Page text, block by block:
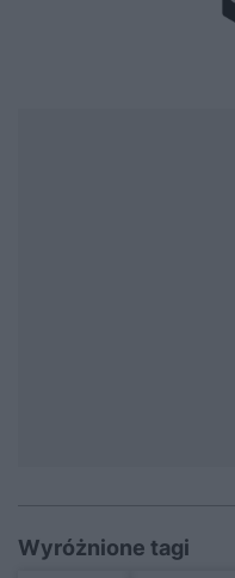
Wyróżnione tagi